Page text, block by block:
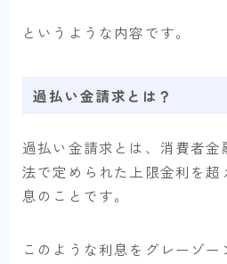
というような内容です。
過払い金請求とは？
過払い金請求とは、消費者
法で定められた上限金利を超
息のことです。
このような利息をグレーゾ